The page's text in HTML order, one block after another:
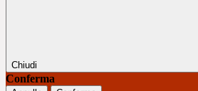
Chiudi
Conferma